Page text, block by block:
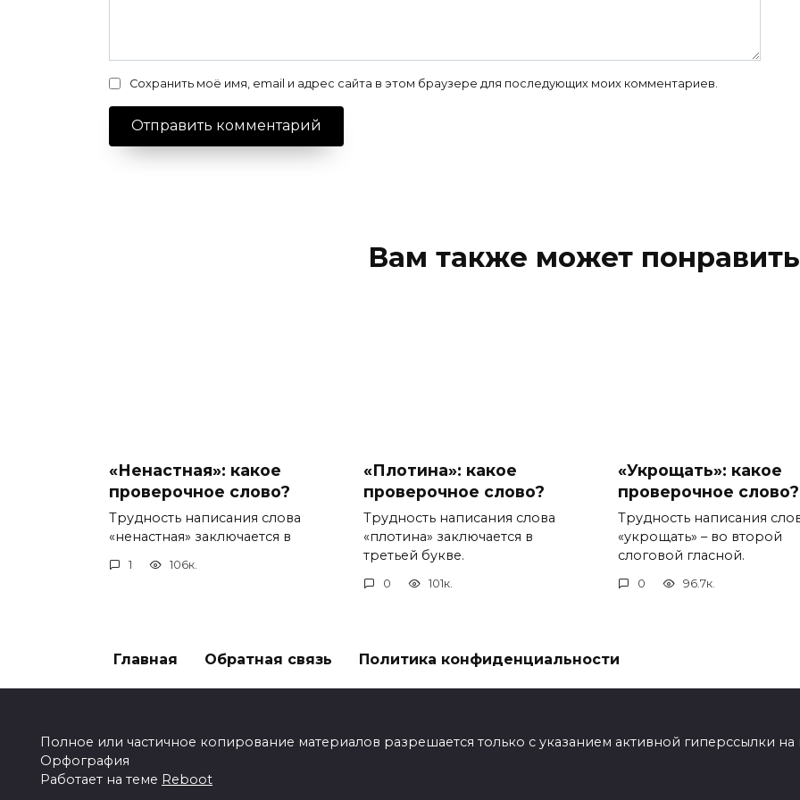
Сохранить моё имя, email и адрес сайта в этом браузере для последующих моих комментариев.
Вам также может
«Ненастная»: какое
проверочное слово?
Трудность написания слова
«ненастная» заключается в
1 106к.
«Плотина»: какое
проверочное слово?
Трудность написания слова
«плотина» заключается в
третьей букве.
0 101к.
«Укрощать»: какое
проверочное слово?
Трудность написания
«укрощать» – во второй
слоговой гласной.
0 96.7к.
Главная Обратная связь Политика конфиденциальности
Полное или частичное копирование материалов разрешается только с указанием активной гиперссылки
Орфография
Работает на теме Reboot